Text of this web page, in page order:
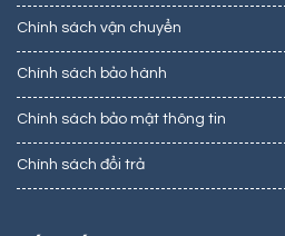
Chính sách vận chuyển
Chính sách bảo hành
Chính sách bảo mật thông tin
Chính sách đổi trả